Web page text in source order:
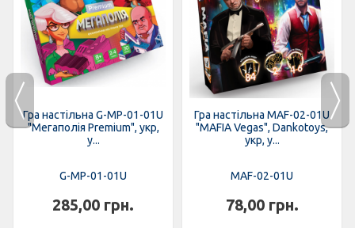
Гра настільна G-MP-01-01U
"Мегаполія Premium", укр,
у...
G-MP-01-01U
285,00 грн.
Гра настільна MAF-02-01U
"MAFIA Vegas", Dankotoys,
укр, у...
MAF-02-01U
78,00 грн.